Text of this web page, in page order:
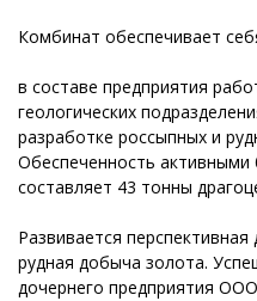
Комбинат обеспечивает
в составе предприятия
геологических
разработке россыпных и
Обеспеченность
составляет 43 тонны
Развивается
рудная добыча золота.
дочернего предприятия